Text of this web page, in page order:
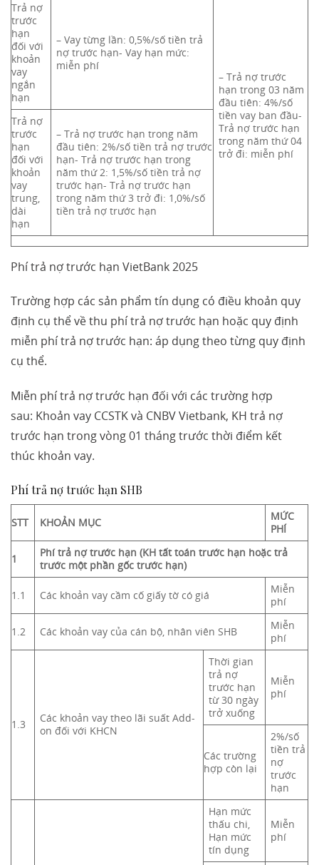
Trả nợ
trước
hạn
đối với
khoản
vay
ngắn
hạn
– Vay từng lần: 0,5%/số tiền trả
nợ trước hạn- Vay hạn mức:
miễn phí
– Trả nợ trước
hạn trong 03 năm
đầu tiên: 4%/số
tiền vay ban đầu-
Trả nợ trước hạn
trong năm thứ 04
trở đi: miễn phí
Trả nợ
trước
hạn
đối với
khoản
vay
trung,
dài
hạn
– Trả nợ trước hạn trong năm
đầu tiên: 2%/số tiền trả nợ trước
hạn- Trả nợ trước hạn trong
năm thứ 2: 1,5%/số tiền trả nợ
trước hạn- Trả nợ trước hạn
trong năm thứ 3 trở đi: 1,0%/số
tiền trả nợ trước hạn
Phí trả nợ trước hạn VietBank 2025
Trường hợp các sản phẩm tín dụng có điều khoản quy
định cụ thể về thu phí trả nợ trước hạn hoặc quy định
miễn phí trả nợ trước hạn: áp dụng theo từng quy định
cụ thể.
Miễn phí trả nợ trước hạn đối với các trường hợp
sau: Khoản vay CCSTK và CNBV Vietbank, KH trả nợ
trước hạn trong vòng 01 tháng trước thời điểm kết
thúc khoản vay.
Phí trả nợ trước hạn SHB
STT KHOẢN MỤC
MỨC
PHÍ
1
Phí trả nợ trước hạn (KH tất toán trước hạn hoặc trả
trước một phần gốc trước hạn)
1.1 Các khoản vay cầm cố giấy tờ có giá
Miễn
phí
1.2 Các khoản vay của cán bộ, nhân viên SHB
Miễn
phí
1.3
Các khoản vay theo lãi suất Add-
on đối với KHCN
Thời gian
trả nợ
trước hạn
từ 30 ngày
trở xuống
Miễn
phí
Các trường
hợp còn lại
2%/số
tiền trả
nợ
trước
hạn
Hạn mức
thấu chi,
Hạn mức
tín dụng
Miễn
phí